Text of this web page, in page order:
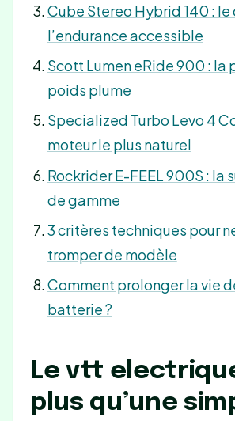
Cube Stereo Hybrid 140 : le
l’endurance accessible
Scott Lumen eRide 900 : la
poids plume
Specialized Turbo Levo 4
moteur le plus naturel
Rockrider E-FEEL 900S : la
de gamme
3 critères techniques pour
tromper de modèle
Comment prolonger la vie
batterie ?
Le vtt
plus qu’une